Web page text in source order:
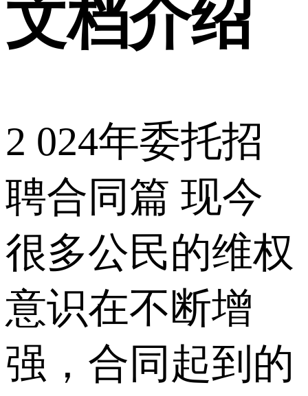
文档介绍
2 024年委托招
聘合同篇 现今
很多公民的维权
意识在不断增
强，合同起到的